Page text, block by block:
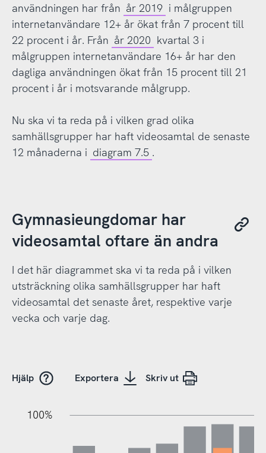
användningen har från år 2019 i målgruppen
internetanvändare 12+ år ökat från 7 procent till
22 procent i år. Från år 2020 kvartal 3 i
målgruppen internetanvändare 16+ år har den
dagliga användningen ökat från 15 procent till 21
procent i år i motsvarande målgrupp.
Nu ska vi ta reda på i vilken grad olika
samhällsgrupper har haft videosamtal de senaste
12 månaderna i diagram 7.5 .
Gymnasieungdomar har
videosamtal oftare än andra
I det här diagrammet ska vi ta reda på i vilken
utsträckning olika samhällsgrupper har haft
videosamtal det senaste året, respektive varje
vecka och varje dag.
Hjälp Exportera Skriv ut
100%